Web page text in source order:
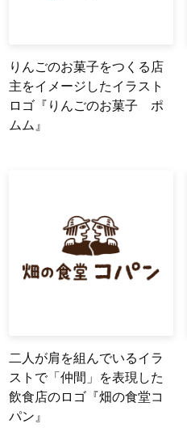
りんごのお菓子をつくる店
主をイメージしたイラスト
ロゴ『りんごのお菓子 ポ
ムム』
二人が肩を組んでいるイラ
ストで「仲間」を表現した
飲食店のロゴ『畑の食堂コ
パン』